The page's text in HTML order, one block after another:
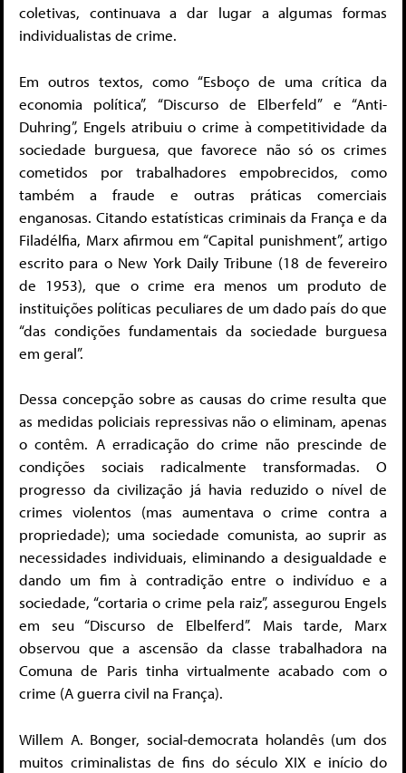
coletivas, continuava a dar lugar a algumas formas
individualistas de crime.
Em outros textos, como “Esboço de uma crítica da
economia política”, “Discurso de Elberfeld” e “Anti-
Duhring”, Engels atribuiu o crime à competitividade da
sociedade burguesa, que favorece não só os crimes
cometidos por trabalhadores empobrecidos, como
também a fraude e outras práticas comerciais
enganosas. Citando estatísticas criminais da França e da
Filadélfia, Marx afirmou em “Capital punishment”, artigo
escrito para o New York Daily Tribune (18 de fevereiro
de 1953), que o crime era menos um produto de
instituições políticas peculiares de um dado país do que
“das condições fundamentais da sociedade burguesa
em geral”.
Dessa concepção sobre as causas do crime resulta que
as medidas policiais repressivas não o eliminam, apenas
o contêm. A erradicação do crime não prescinde de
condições sociais radicalmente transformadas. O
progresso da civilização já havia reduzido o nível de
crimes violentos (mas aumentava o crime contra a
propriedade); uma sociedade comunista, ao suprir as
necessidades individuais, eliminando a desigualdade e
dando um fim à contradição entre o indivíduo e a
sociedade, “cortaria o crime pela raiz”, assegurou Engels
em seu “Discurso de Elbelferd”. Mais tarde, Marx
observou que a ascensão da classe trabalhadora na
Comuna de Paris tinha virtualmente acabado com o
crime (A guerra civil na França).
Willem A. Bonger, social-democrata holandês (um dos
muitos criminalistas de fins do século XIX e início do